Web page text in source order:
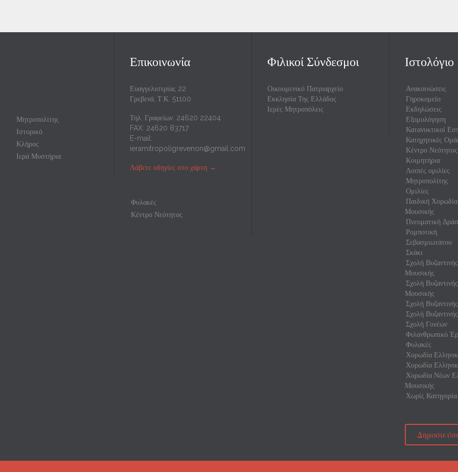
Μητροπολίτης
Ιστορικό
Κλήρος
Ιερά Μυστήρια
Επικοινωνία
Ευαγγελιστρίας 22
Γρεβενά, Τ.Κ. 51100
Τηλ. Γραφείων: 24620 22404
FAX: 24620 83717
E-mail:
ieramitropoligrevenon@gmail.com
Λάβετε οδηγίες στο χάρτη →
Φυλακές
Κέντρο Νεότητος
Φιλικοί Σύνδεσμοι
Οικουμενικό Πατριαρχείο
Εκκλησία Της Ελλάδος
Ιερές Μητροπόλεις
Ιστολόγιο
Ανακοινώσεις
Γηροκομείο
Εκδηλώσεις
Εξομολόγηση
Κατανυκτικοί
Κατηχητικές
Κέντρο Νεότητος
Κοιμητήρια
Λοιπές ομιλίες
Μητροπολίτης
Ομιλίες
Παιδική
Μουσικής
Πνευματική
Ρομποτική
Σεβασμιωτάτου
Σκάκι
Σχολή
Μουσικής
Σχολή
Μουσικής
Σχολή
Σχολή
Σχολή Γονέων
Φιλανθρωπικό
Φυλακές
Χορωδία
Χορωδία
Χορωδία Νέων
Μουσικής
Χωρίς Κατηγορία